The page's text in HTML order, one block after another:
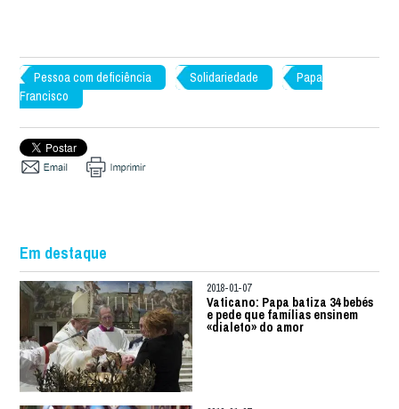
Pessoa com deficiência Solidariedade
Papa
Francisco
Em destaque
2018-01-07
Vaticano: Papa batiza 34 bebés
e pede que famílias ensinem
«dialeto» do amor